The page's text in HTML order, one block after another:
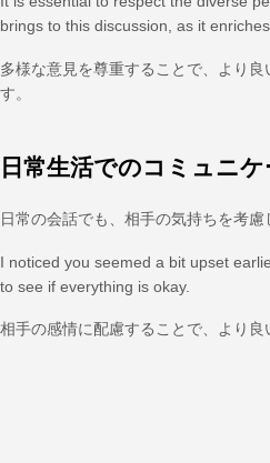
brings to this discussion, as it
多様な意見を尊重することで、より
す。
日常生活でのコミュニ
日常の会話でも、相手の気持ちを考慮
I noticed you seemed a bit upset
to see if everything is okay.
相手の感情に配慮することで、より良